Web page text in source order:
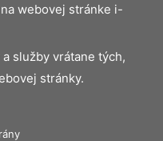
webovej stránke i-
služby vrátane tých,
stránky.